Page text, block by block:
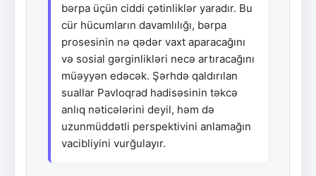
bərpa üçün ciddi çətinliklər yaradır. Bu
cür hücumların davamlılığı, bərpa
prosesinin nə qədər vaxt aparacağını
və sosial gərginlikləri necə artıracağını
müəyyən edəcək. Şərhdə qaldırılan
suallar Pavloqrad hadisəsinin təkcə
anlıq nəticələrini deyil, həm də
uzunmüddətli perspektivini anlamağın
vacibliyini vurğulayır.